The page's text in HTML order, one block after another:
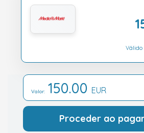
Válido
Valor: 150.00 EUR
Proceder ao